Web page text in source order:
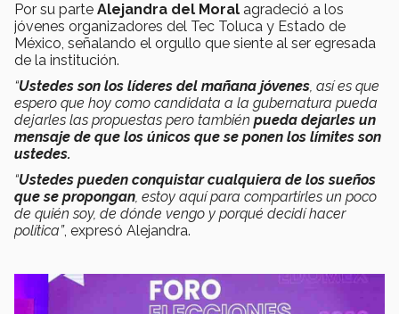
Por su parte Alejandra del Moral agradeció a los
jóvenes organizadores del Tec Toluca y Estado de
México, señalando el orgullo que siente al ser egresada
de la institución.
“Ustedes son los líderes del mañana jóvenes, así es que
espero que hoy como candidata a la gubernatura pueda
dejarles las propuestas pero también pueda dejarles un
mensaje de que los únicos que se ponen los límites son
ustedes.
“Ustedes pueden conquistar cualquiera de los sueños
que se propongan, estoy aquí para compartirles un poco
de quién soy, de dónde vengo y porqué decidí hacer
política”, expresó Alejandra.